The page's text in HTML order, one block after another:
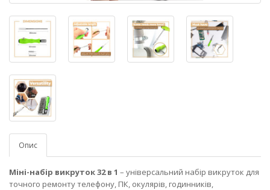
Опис
Міні-набір викруток 32 в 1 – універсальний набір викруток для
точного ремонту телефону, ПК, окулярів, годинників,